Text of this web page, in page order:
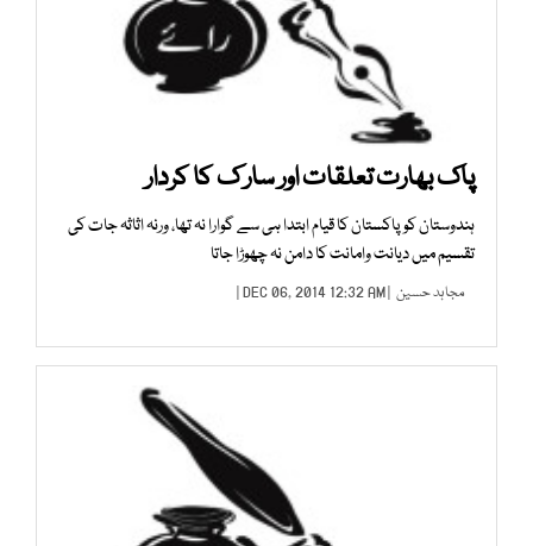
پاک بھارت تعلقات اور سار ک کا کردار
ہندوستان کو پاکستان کا قیام ابتدا ہی سے گوارا نہ تھا، ورنہ اثاثہ جات کی
تقسیم میں دیانت وامانت کا دامن نہ چھوڑا جاتا
مجاہد حسین | DEC 06, 2014 12:32 AM |